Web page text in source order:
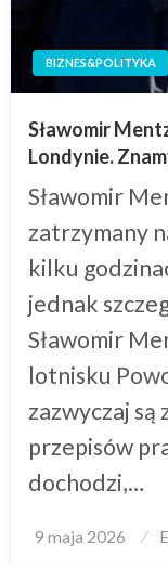
BIZNES&POLITYKA
Sławomir
Londynie.
Sławomir
zatrzymany
kilku
jednak
Sławomir
lotnisku
zazwyczaj są
przepisów
dochodzi,…
Posted
9 maja 2026